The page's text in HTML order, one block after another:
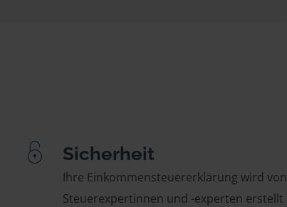
Sicherheit
Ihre Einkommensteuererklärung wird von
Steuerexpertinnen und -experten erstellt